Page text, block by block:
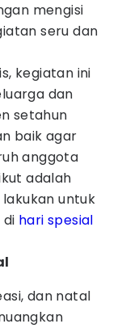
mengisi
seru dan
kegiatan ini
dan
setahun
baik agar
anggota
adalah
untuk
hari spesial
dan natal